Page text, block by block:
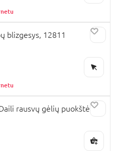
blizgesys, 12811
rausvų gėlių puokštė